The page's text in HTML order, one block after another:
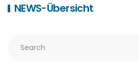
NEWS-Übersicht